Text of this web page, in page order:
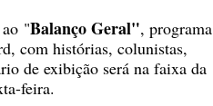
"Balanço Geral", programa
com histórias, colunistas,
de exibição será na faixa da
feira.